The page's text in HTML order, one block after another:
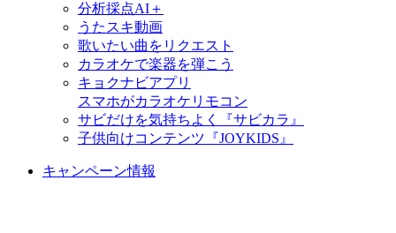
分析採点AI＋
うたスキ動画
歌いたい曲をリクエスト
カラオケで楽器を弾こう
キョクナビアプリ
スマホがカラオケリモコン
サビだけを気持ちよく『サビカラ』
子供向けコンテンツ『JOYKIDS』
キャンペーン情報